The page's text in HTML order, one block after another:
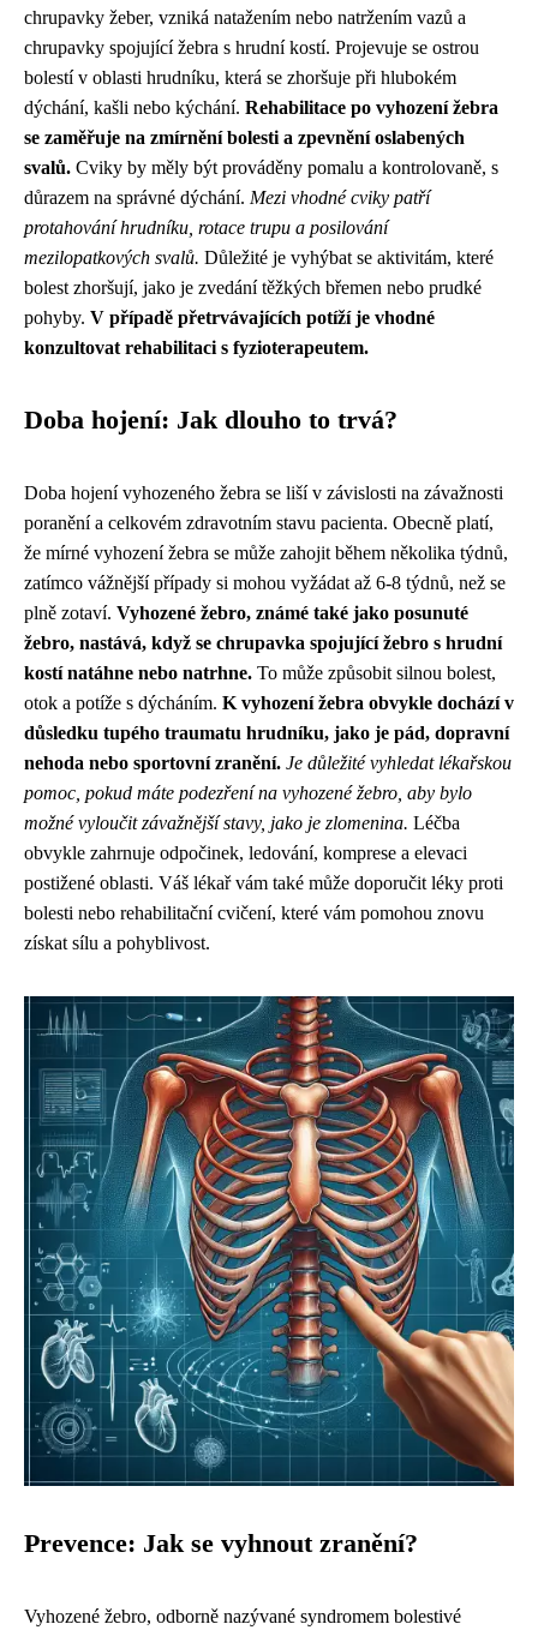
chrupavky žeber, vzniká natažením nebo natržením vazů a
chrupavky spojující žebra s hrudní kostí. Projevuje se ostrou
bolestí v oblasti hrudníku, která se zhoršuje při hlubokém
dýchání, kašli nebo kýchání. Rehabilitace po vyhození žebra
se zaměřuje na zmírnění bolesti a zpevnění oslabených
svalů. Cviky by měly být prováděny pomalu a kontrolovaně, s
důrazem na správné dýchání. Mezi vhodné cviky patří
protahování hrudníku, rotace trupu a posilování
mezilopatkových svalů. Důležité je vyhýbat se aktivitám, které
bolest zhoršují, jako je zvedání těžkých břemen nebo prudké
pohyby. V případě přetrvávajících potíží je vhodné
konzultovat rehabilitaci s fyzioterapeutem.
Doba hojení: Jak dlouho to trvá?
Doba hojení vyhozeného žebra se liší v závislosti na závažnosti
poranění a celkovém zdravotním stavu pacienta. Obecně platí,
že mírné vyhození žebra se může zahojit během několika týdnů,
zatímco vážnější případy si mohou vyžádat až 6-8 týdnů, než se
plně zotaví. Vyhozené žebro, známé také jako posunuté
žebro, nastává, když se chrupavka spojující žebro s hrudní
kostí natáhne nebo natrhne. To může způsobit silnou bolest,
otok a potíže s dýcháním. K vyhození žebra obvykle dochází v
důsledku tupého traumatu hrudníku, jako je pád, dopravní
nehoda nebo sportovní zranění. Je důležité vyhledat lékařskou
pomoc, pokud máte podezření na vyhozené žebro, aby bylo
možné vyloučit závažnější stavy, jako je zlomenina. Léčba
obvykle zahrnuje odpočinek, ledování, komprese a elevaci
postižené oblasti. Váš lékař vám také může doporučit léky proti
bolesti nebo rehabilitační cvičení, které vám pomohou znovu
získat sílu a pohyblivost.
Prevence: Jak se vyhnout zranění?
Vyhozené žebro, odborně nazývané syndromem bolestivé